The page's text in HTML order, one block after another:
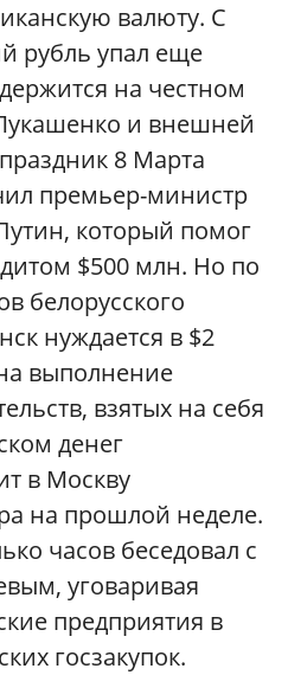
валюту. С
рубль упал еще
на честном
и внешней
8 Марта
премьер-министр
который помог
$500 млн. Но по
белорусского
нуждается в $2
выполнение
взятых на себя
денег
в Москву
на прошлой неделе.
часов беседовал с
уговаривая
предприятия в
госзакупок.